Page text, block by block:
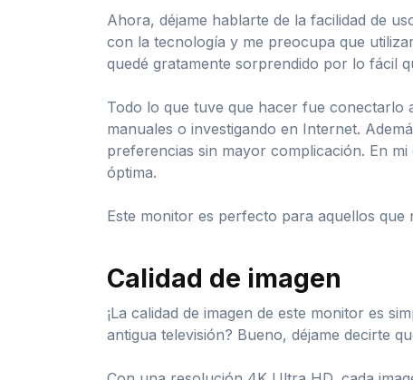
Ahora, déjame hablarte de la facilidad de
con la tecnología y me preocupa que
quedé gratamente sorprendido por lo fácil
Todo lo que tuve que hacer fue conectarlo
manuales o investigando en Internet.
preferencias sin mayor complicación. En
óptima.
Este monitor es perfecto para aquellos
Calidad de imagen
¡La calidad de imagen de este monitor es
antigua televisión? Bueno, déjame decirte